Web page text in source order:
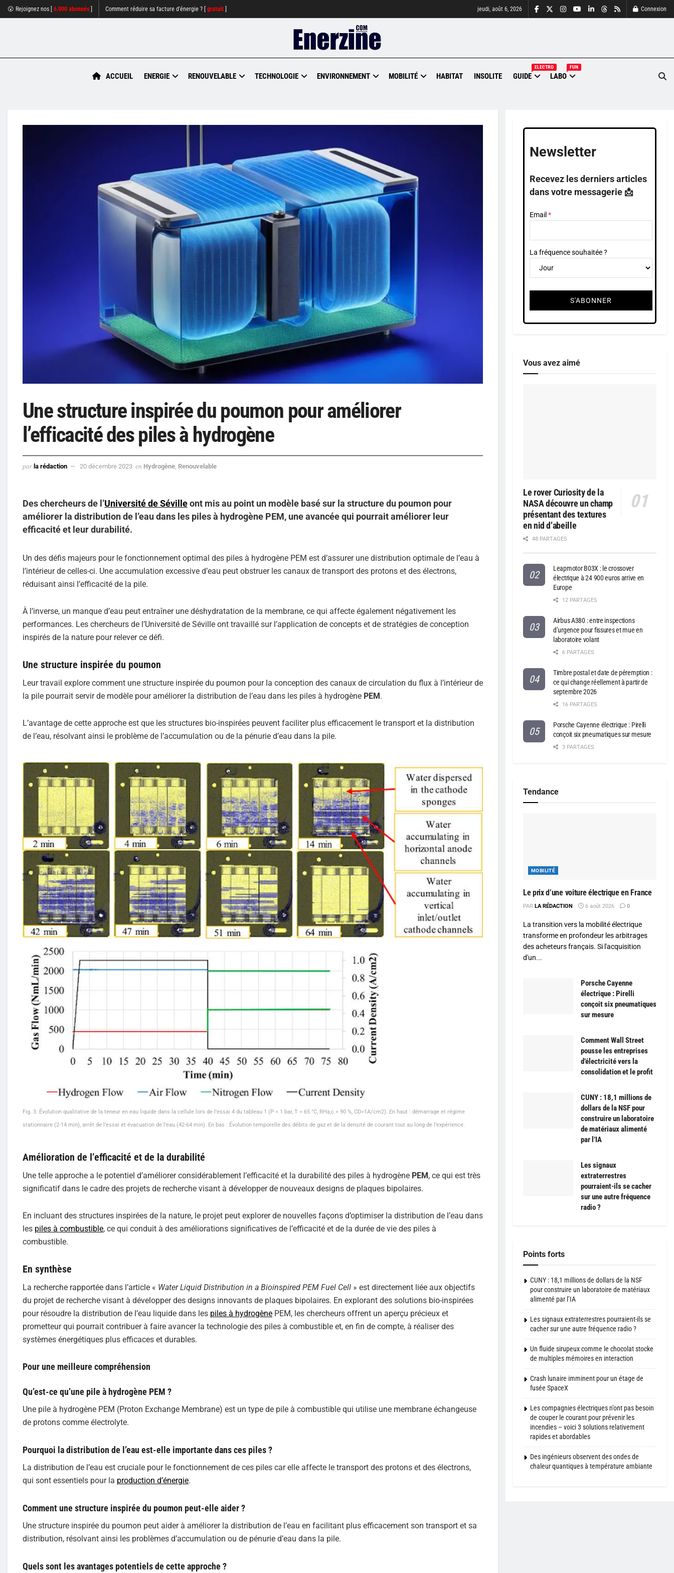
😮 Rejoignez nos [ 6.000 abonnés Comment réduire sa facture d'énergie ? [ gratuit jeudi, août 6, 2026 Connexion
ACCUEIL ENERGIE RENOUVELABLE TECHNOLOGIE ENVIRONNEMENT MOBILITÉ HABITAT INSOLITE GUIDE
ELECTRO
LABO
FUN
Une structure inspirée du poumon pour améliorer
l’efficacité des piles à hydrogène
par la rédaction 20 décembre 2023 en Hydrogène Renouvelable
Des chercheurs de l’Université de Sévilleont mis au point un modèle basé sur la structure du poumon pour
améliorer la distribution de l’eau dans les piles à hydrogène PEM, une avancée qui pourrait améliorer leur
efficacité et leur durabilité.
Un des défis majeurs pour le fonctionnement optimal des piles à hydrogène PEM est d’assurer une distribution optimale de l’eau à
l’intérieur de celles-ci. Une accumulation excessive d’eau peut obstruer les canaux de transport des protons et des électrons,
réduisant ainsi l’efficacité de la pile.
À l’inverse, un manque d’eau peut entraîner une déshydratation de la membrane, ce qui affecte également négativement les
performances. Les chercheurs de l’Université de Séville ont travaillé sur l’application de concepts et de stratégies de conception
inspirés de la nature pour relever ce défi.
Une structure inspirée du poumon
Leur travail explore comment une structure inspirée du poumon pour la conception des canaux de circulation du flux à l’intérieur de
la pile pourrait servir de modèle pour améliorer la distribution de l’eau dans les piles à hydrogène PEM .
L’avantage de cette approche est que les structures bio-inspirées peuvent faciliter plus efficacement le transport et la distribution
de l’eau, résolvant ainsi le problème de l’accumulation ou de la pénurie d’eau dans la pile.
Fig. 3. Évolution qualitative de la teneur en eau liquide dans la cellule lors de l’essai 4 du tableau 1 (P = 1 bar, T = 65 °C, RHa,c = 90 %, CD=1A/cm2). En haut : démarrage et régime
stationnaire (2-14 min), arrêt de l’essai et évacuation de l’eau (42-64 min). En bas : Évolution temporelle des débits de gaz et de la densité de courant tout au long de l’expérience.
Amélioration de l’efficacité et de la durabilité
Une telle approche a le potentiel d’améliorer considérablement l’efficacité et la durabilité des piles à hydrogène PEM, ce qui est très
significatif dans le cadre des projets de recherche visant à développer de nouveaux designs de plaques bipolaires.
En incluant des structures inspirées de la nature, le projet peut explorer de nouvelles façons d’optimiser la distribution de l’eau dans
les piles à combustible, ce qui conduit à des améliorations significatives de l’efficacité et de la durée de vie des piles à
combustible.
En synthèse
La recherche rapportée dans l’article « Water Liquid Distribution in a Bioinspired PEM Fuel Cell » est directement liée aux objectifs
du projet de recherche visant à développer des designs innovants de plaques bipolaires. En explorant des solutions bio-inspirées
pour résoudre la distribution de l’eau liquide dans les piles à hydrogène PEM, les chercheurs offrent un aperçu précieux et
prometteur qui pourrait contribuer à faire avancer la technologie des piles à combustible et, en fin de compte, à réaliser des
systèmes énergétiques plus efficaces et durables.
Pour une meilleure compréhension
Qu’est-ce qu’une pile à hydrogène PEM ?
Une pile à hydrogène PEM (Proton Exchange Membrane) est un type de pile à combustible qui utilise une membrane échangeuse
de protons comme électrolyte.
Pourquoi la distribution de l’eau est-elle importante dans ces piles ?
La distribution de l’eau est cruciale pour le fonctionnement de ces piles car elle affecte le transport des protons et des électrons,
qui sont essentiels pour la production d’énergie.
Comment une structure inspirée du poumon peut-elle aider ?
Une structure inspirée du poumon peut aider à améliorer la distribution de l’eau en facilitant plus efficacement son transport et sa
distribution, résolvant ainsi les problèmes d’accumulation ou de pénurie d’eau dans la pile.
Quels sont les avantages potentiels de cette approche ?
Newsletter
Recevez les derniers articles
dans votre messagerie 📩
Email
La fréquence souhaitée ?
Vous avez aimé
Le rover Curiosity de la
NASA découvre un champ
présentant des textures
en nid d’abeille
48 PARTAGES
Leapmotor B03X : le crossover
électrique à 24 900 euros arrive en
Europe
12 PARTAGES
Airbus A380 : entre inspections
d’urgence pour fissures et mue en
laboratoire volant
6 PARTAGES
Timbre postal et date de péremption :
ce qui change réellement à partir de
septembre 2026
16 PARTAGES
Porsche Cayenne électrique : Pirelli
conçoit six pneumatiques sur mesure
3 PARTAGES
Tendance
MOBILITÉ
Le prix d’une voiture électrique en France
PAR LA RÉDACTION 6 août 2026 0
La transition vers la mobilité électrique
transforme en profondeur les arbitrages
des acheteurs français. Si l'acquisition
d'un...
Porsche Cayenne
électrique : Pirelli
conçoit six pneumatiques
sur mesure
Comment Wall Street
pousse les entreprises
d’électricité vers la
consolidation et le profit
CUNY : 18,1 millions de
dollars de la NSF pour
construire un laboratoire
de matériaux alimenté
par l’IA
Les signaux
extraterrestres
pourraient-ils se cacher
sur une autre fréquence
radio ?
Points forts
CUNY : 18,1 millions de dollars de la NSF
pour construire un laboratoire de matériaux
alimenté par l’IA
Les signaux extraterrestres pourraient-ils se
cacher sur une autre fréquence radio ?
Un fluide sirupeux comme le chocolat stocke
de multiples mémoires en interaction
Crash lunaire imminent pour un étage de
fusée SpaceX
Les compagnies électriques n’ont pas besoin
de couper le courant pour prévenir les
incendies – voici 3 solutions relativement
rapides et abordables
Des ingénieurs observent des ondes de
chaleur quantiques à température ambiante